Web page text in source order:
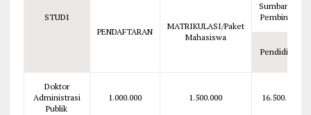
STUDI
PENDAFTARAN
MATRIKULASI/Paket
Mahasiswa
Sumbangan
Pembinaan
Pendidikan
Doktor
Administrasi
Publik
1.000.000 1.500.000 16.500.000